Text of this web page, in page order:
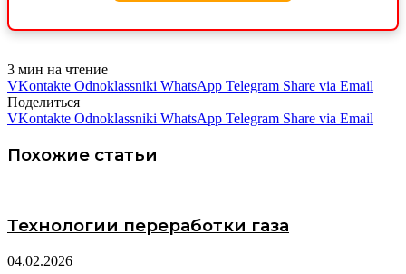
3 мин на чтение
VKontakte Odnoklassniki WhatsApp Telegram Share via Email
Поделиться
VKontakte Odnoklassniki WhatsApp Telegram Share via Email
Похожие статьи
Технологии переработки газа
04.02.2026